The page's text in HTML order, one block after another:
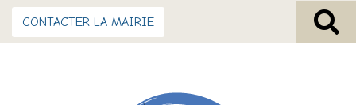
CONTACTER LA MAIRIE